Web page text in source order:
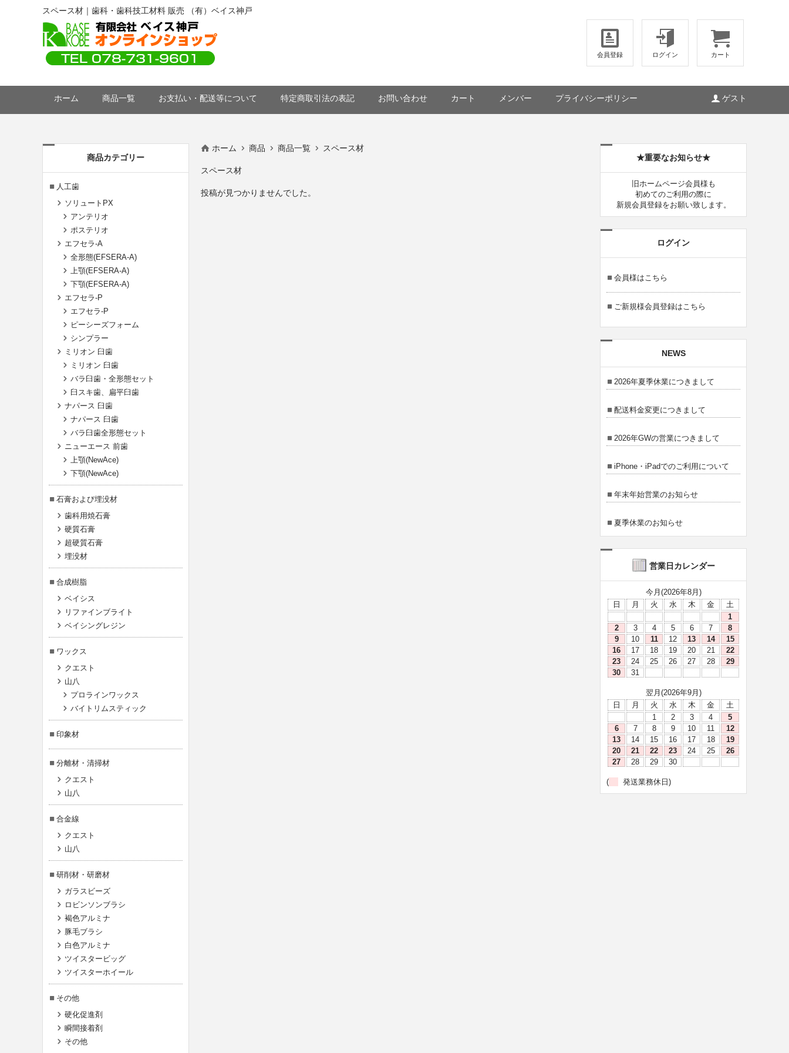
スペース材｜歯科・歯科技工材料 販売 （有）ベイス神戸
会員登録 ログイン カート
ゲスト
ホーム 商品一覧 お支払い・配送等について 特定商取引法の表記 お問い合わせ カート メンバー プライバシーポリシー
ホーム 商品 商品一覧 スペース材
スペース材
投稿が見つかりませんでした。
商品カテゴリー
人工歯
ソリュートPX
アンテリオ
ポステリオ
エフセラ-A
全形態(EFSERA-A)
上顎(EFSERA-A)
下顎(EFSERA-A)
エフセラ-P
エフセラ-P
ピーシーズフォーム
シンプラー
ミリオン 臼歯
ミリオン 臼歯
バラ臼歯・全形態セット
臼スキ歯、扁平臼歯
ナパース 臼歯
ナパース 臼歯
バラ臼歯全形態セット
ニューエース 前歯
上顎(NewAce)
下顎(NewAce)
石膏および埋没材
歯科用焼石膏
硬質石膏
超硬質石膏
埋没材
合成樹脂
ベイシス
リファインブライト
ベイシングレジン
ワックス
クエスト
山八
プロラインワックス
バイトリムスティック
印象材
分離材・清掃材
クエスト
山八
合金線
クエスト
山八
研削材・研磨材
ガラスビーズ
ロビンソンブラシ
褐色アルミナ
豚毛ブラシ
白色アルミナ
ツイスタービッグ
ツイスターホイール
その他
硬化促進剤
瞬間接着剤
その他
★重要なお知らせ★
旧ホームページ会員様も
初めてのご利用の際に
新規会員登録をお願い致します。
ログイン
会員様はこちら
ご新規様会員登録はこちら
NEWS
2026年夏季休業につきまして
配送料金変更につきまして
2026年GWの営業につきまして
iPhone・iPadでのご利用について
年末年始営業のお知らせ
夏季休業のお知らせ
営業日カレンダー
今月(2026年8月)
日
月 火 水 木 金
土
1
2
3 4 5 6 7
8
9
10 11 12 13 14
15
16
17 18 19 20 21
22
23
24 25 26 27 28
29
30
31
翌月(2026年9月)
日
月 火 水 木 金
土
1
2 3 4
5
6
7 8 9 10 11
12
13
14 15 16 17 18
19
20
21 22 23 24 25
26
27
28 29 30
( 発送業務休日)